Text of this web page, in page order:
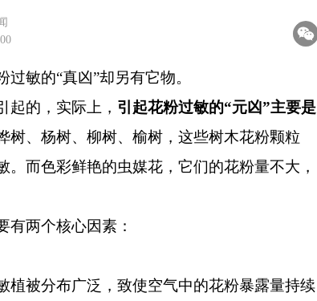
敏的“真凶”却另有它物。
的，实际上， 引起花粉过敏的“元凶”主要是
树、杨树、柳树、榆树，这些树木花粉颗粒
而色彩鲜艳的虫媒花，它们的花粉量不大，
两个核心因素：
植被分布广泛，致使空气中的花粉暴露量持续